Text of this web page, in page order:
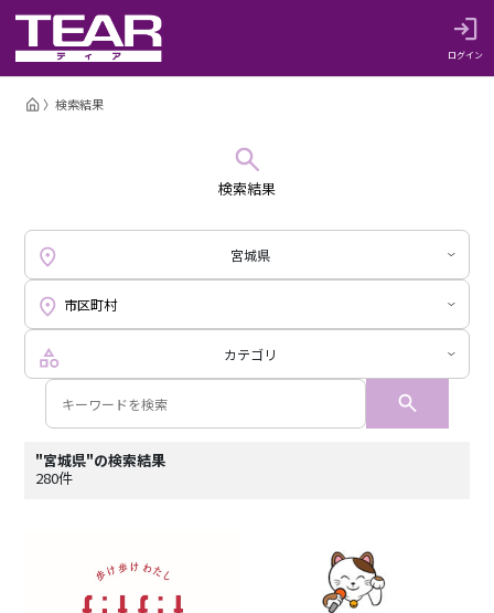
ログイン
検索結果
検索結果
宮城県
カテゴリ
"宮城県"の検索結果
280件